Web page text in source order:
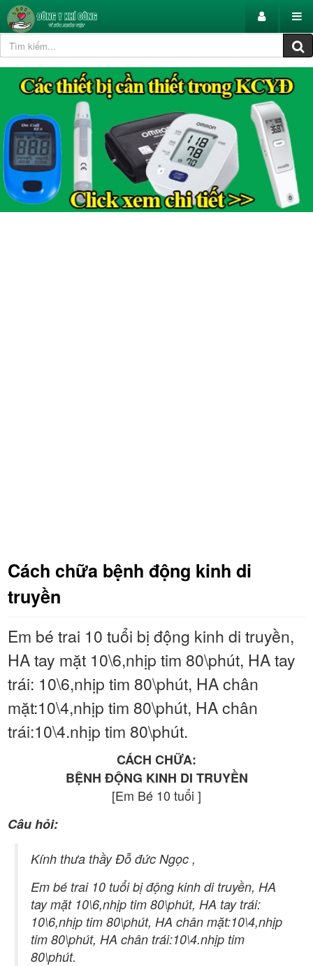
Cách chữa bệnh động kinh di
truyền
Em bé trai 10 tuổi bị động kinh di truyền,
HA tay mặt 10\6,nhịp tim 80\phút, HA tay
trái: 10\6,nhịp tim 80\phút, HA chân
mặt:10\4,nhịp tim 80\phút, HA chân
trái:10\4.nhịp tim 80\phút.
CÁCH CHỮA:
BỆNH ĐỘNG KINH DI TRUYỀN
[Em Bé 10 tuổi ]
Câu hỏi:
Kính thưa thầy Đỗ đức Ngọc ,
Em bé trai 10 tuổi bị động kinh di truyền, HA
tay mặt 10\6,nhịp tim 80\phút, HA tay trái:
10\6,nhịp tim 80\phút, HA chân mặt:10\4,nhịp
tim 80\phút, HA chân trái:10\4.nhịp tim
80\phút.